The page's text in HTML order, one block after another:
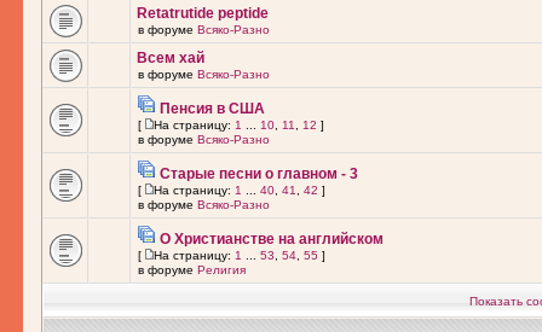
Retatrutide peptide
в форуме Всяко-Разно
Всем хай
в форуме Всяко-Разно
Пенсия в США
[ На страницу: 1 10 11 12 ]
в форуме Всяко-Разно
Старые песни о главном - 3
[ На страницу: 1 40 41 42 ]
в форуме Всяко-Разно
О Христианстве на английском
[ На страницу: 1 53 54 55 ]
в форуме Религия
Показать